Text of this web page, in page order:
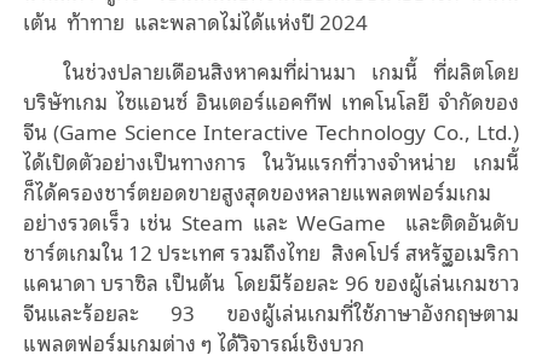
เต้น ท้าทาย และพลาดไม่ได้แห่งปี2024
ในช่วงปลายเดือนสิงหาคมที่ผ่านมา เกมนี้ ที่ผลิตโดย
บริษัทเกม ไซแอนซ์ อินเตอร์แอคทีฟ เทคโนโลยี จำกัดของ
จีน (Game Science Interactive Technology Co., Ltd.)
ได้เปิดตัวอย่างเป็นทางการ ในวันแรกที่วางจําหน่าย เกมนี้
ก็ได้ครองชาร์ตยอดขายสูงสุดของหลายแพลตฟอร์มเกม
อย่างรวดเร็ว เช่น Steam และWeGame และติดอันดับ
ชาร์ตเกมใน12ประเทศ รวมถึงไทย สิงคโปร์ สหรัฐอเมริกา
แคนาดา บราซิล เป็นต้น โดยมีร้อยละ 96 ของผู้เล่นเกมชาว
จีนและร้อยละ 93 ของผู้เล่นเกมที่ใช้ภาษาอังกฤษตาม
แพลตฟอร์มเกมต่าง ๆ ได้วิจารณ์เชิงบวก